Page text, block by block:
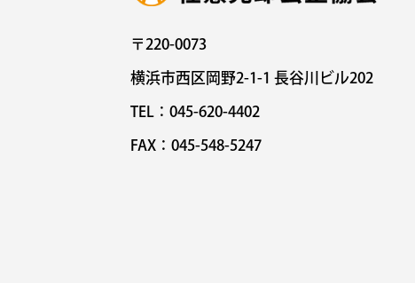
〒220-0073
横浜市西区岡野2-1-1 長谷川ビル202
TEL：045-620-4402
FAX：045-548-5247